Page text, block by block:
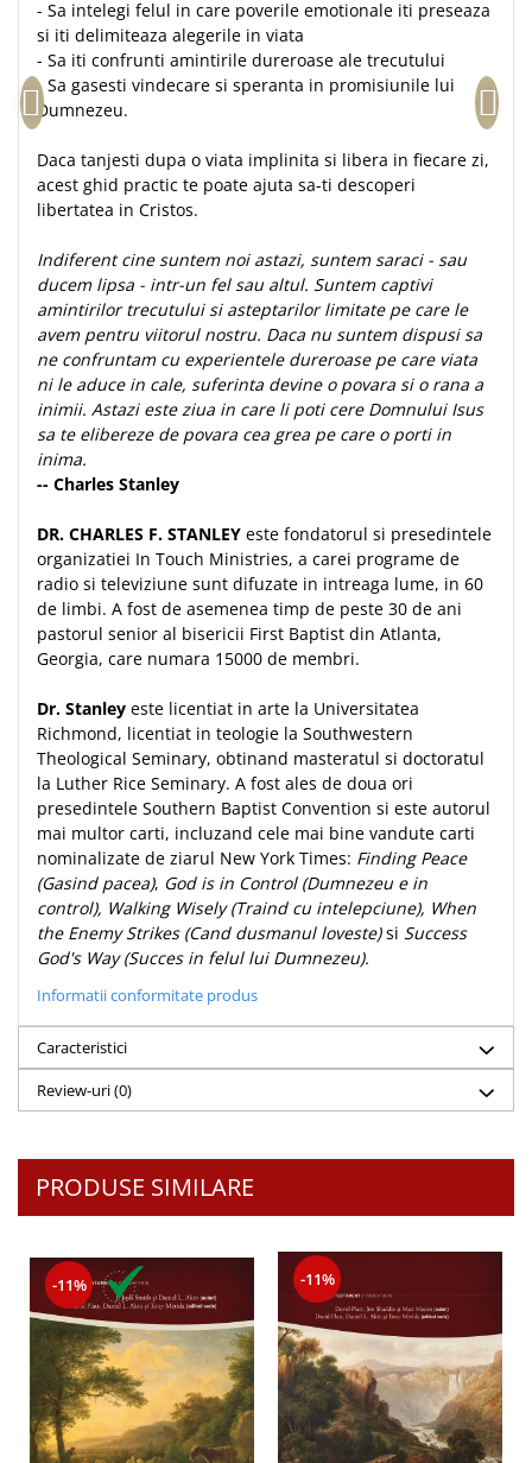
Teologie
A doua venire
Apologetica
Dogmatica
Istoria Bisericii
Misiune
Viata crestina
Contemporaneitate
Devotional
Diverse
Lupta Spirituala
Schimbarea caracterului
Slujire
Suferinta
Viata din belsug
Despre afaceri
Dezvoltare personala
Leadership
Mediu
Sanatate / nutritie
- Sa intelegi felul in care poverile emotionale iti preseaza
si iti delimiteaza alegerile in viata
- Sa iti confrunti amintirile dureroase ale trecutului
- Sa gasesti vindecare si speranta in promisiunile lui
Dumnezeu.
Daca tanjesti dupa o viata implinita si libera in fiecare zi,
acest ghid practic te poate ajuta sa-ti descoperi
libertatea in Cristos.
Indiferent cine suntem noi astazi, suntem saraci - sau
ducem lipsa - intr-un fel sau altul. Suntem captivi
amintirilor trecutului si asteptarilor limitate pe care le
avem pentru viitorul nostru. Daca nu suntem dispusi sa
ne confruntam cu experientele dureroase pe care viata
ni le aduce in cale, suferinta devine o povara si o rana a
inimii. Astazi este ziua in care li poti cere Domnului Isus
sa te elibereze de povara cea grea pe care o porti in
inima.
-- Charles Stanley
DR. CHARLES F. STANLEY este fondatorul si presedintele
organizatiei In Touch Ministries, a carei programe de
radio si televiziune sunt difuzate in intreaga lume, in 60
de limbi. A fost de asemenea timp de peste 30 de ani
pastorul senior al bisericii First Baptist din Atlanta,
Georgia, care numara 15000 de membri.
Dr. Stanley este licentiat in arte la Universitatea
Richmond, licentiat in teologie la Southwestern
Theological Seminary, obtinand masteratul si doctoratul
la Luther Rice Seminary. A fost ales de doua ori
presedintele Southern Baptist Convention si este autorul
mai multor carti, incluzand cele mai bine vandute carti
nominalizate de ziarul New York Times: Finding Peace
(Gasind pacea), God is in Control (Dumnezeu e in
control), Walking Wisely (Traind cu intelepciune), When
the Enemy Strikes (Cand dusmanul loveste)si Success
God's Way (Succes in felul lui Dumnezeu).
Informatii conformitate produs
Caracteristici
Review-uri(0)
PRODUSE SIMILARE
-11% -11%